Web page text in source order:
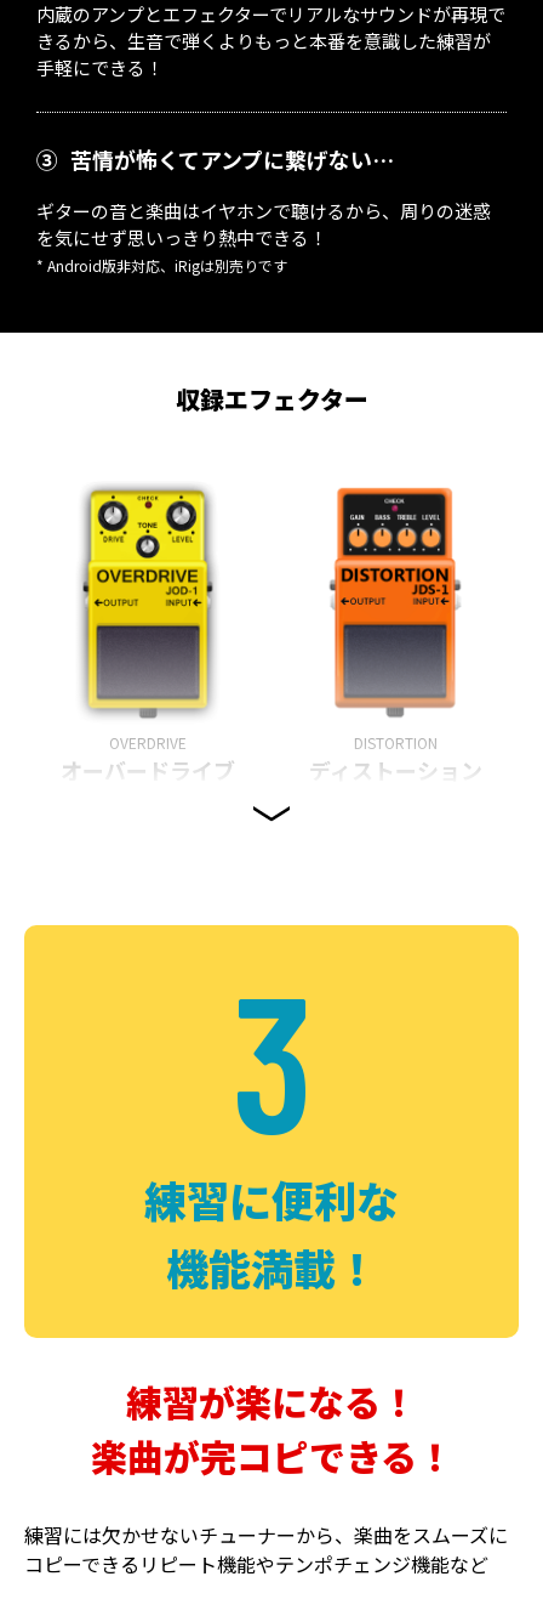
内蔵のアンプとエフェクターでリアルなサウンドが再現で
きるから、生音で弾くよりもっと本番を意識した練習が
手軽にできる！
③ 苦情が怖くてアンプに繋げない…
ギターの音と楽曲はイヤホンで聴けるから、周りの迷惑
を気にせず思いっきり熱中できる！
* Android版非対応、iRigは別売りです
収録エフェクター
OVERDRIVE
オーバードライブ
DISTORTION
ディストーション
DELAY PHASER
3
練習に便利な
機能満載！
練習が楽になる！
楽曲が完コピできる！
練習には欠かせないチューナーから、楽曲をスムーズに
コピーできるリピート機能やテンポチェンジ機能など